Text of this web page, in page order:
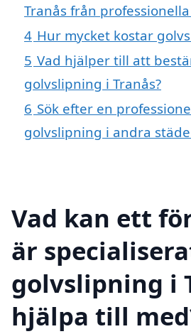
Tranås från
4 Hur mycket kostar
5 Vad hjälper till att
golvslipning i Tranås?
6 Sök efter en
golvslipning i andra
Vad kan ett
är
golvslipning i
hjälpa till